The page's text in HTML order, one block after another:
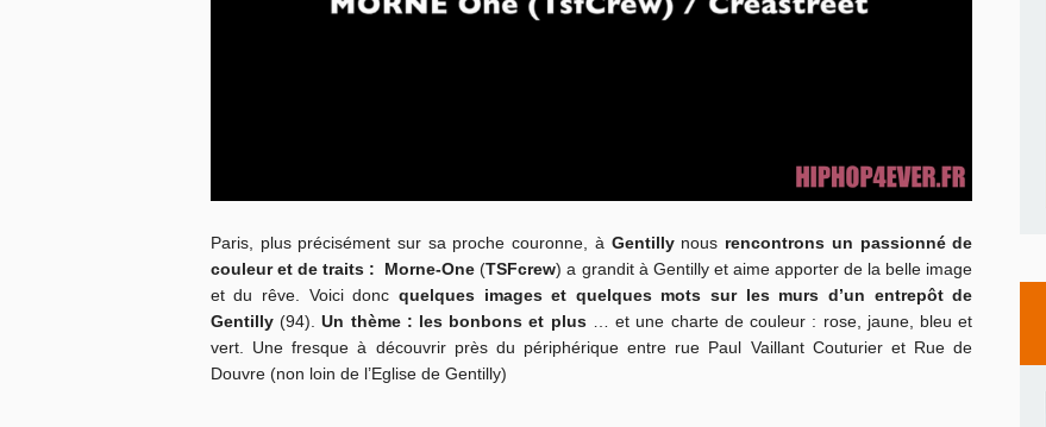
Paris, plus précisément sur sa proche couronne, à Gentillynous rencontrons un passionné de
couleur et de traits : Morne-One (TSFcrew) a grandit à Gentilly et aime apporter de la belle image
et du rêve. Voici donc quelques images et quelques mots sur les murs d’un entrepôt de
Gentilly(94).Un thème : les bonbons et plus… et une charte de couleur : rose, jaune, bleu et
vert. Une fresque à découvrir près du périphérique entre rue Paul Vaillant Couturier et Rue de
Douvre (non loin de l’Eglise de Gentilly)